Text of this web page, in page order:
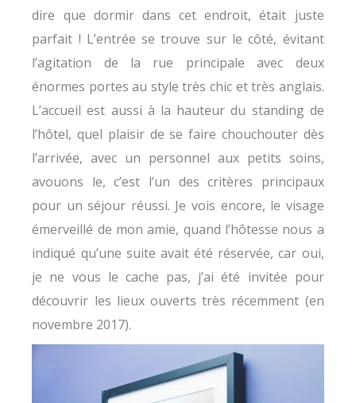
dire que dormir dans cet endroit, était juste
parfait ! L’entrée se trouve sur le côté, évitant
l’agitation de la rue principale avec deux
énormes portes au style très chic et très anglais.
L’accueil est aussi à la hauteur du standing de
l’hôtel, quel plaisir de se faire chouchouter dès
l’arrivée, avec un personnel aux petits soins,
avouons le, c’est l’un des critères principaux
pour un séjour réussi. Je vois encore, le visage
émerveillé de mon amie, quand l’hôtesse nous a
indiqué qu’une suite avait été réservée, car oui,
je ne vous le cache pas, j’ai été invitée pour
découvrir les lieux ouverts très récemment (en
novembre 2017).